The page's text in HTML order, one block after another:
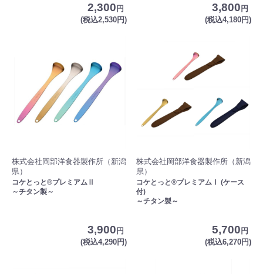
2,300 円
(税込2,530円)
3,800 円
(税込4,180円)
株式会社岡部洋食器製作所（新潟
県）
コケとっと®プレミアムⅡ
～チタン製～
3,900 円
(税込4,290円)
株式会社岡部洋食器製作所（新潟
県）
コケとっと®プレミアムⅠ (ケース
付)
～チタン製～
5,700 円
(税込6,270円)